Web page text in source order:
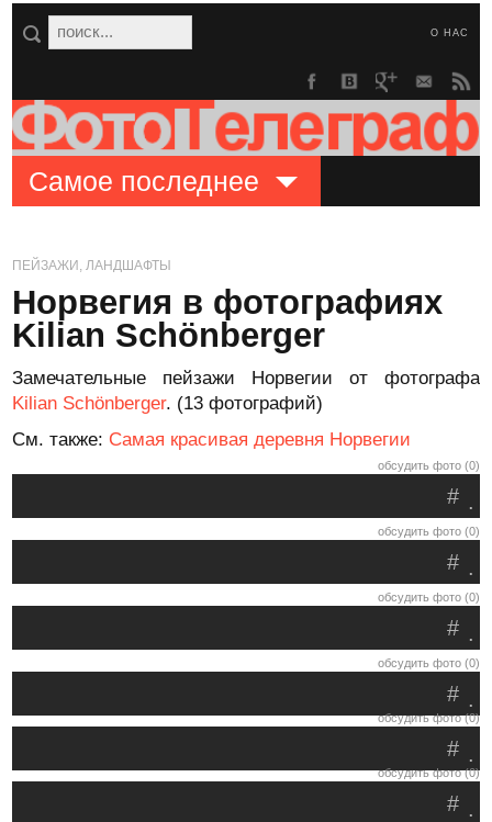
О НАС
Самое последнее
ПЕЙЗАЖИ, ЛАНДШАФТЫ
Норвегия в фотографиях
Kilian Schönberger
Замечательные пейзажи Норвегии от фотографа
Kilian Schönberger. (13 фотографий)
См. также: Самая красивая деревня Норвегии
обсудить фото (0)
.
#
обсудить фото (0)
.
#
обсудить фото (0)
.
#
обсудить фото (0)
.
#
обсудить фото (0)
.
#
обсудить фото (0)
.
#